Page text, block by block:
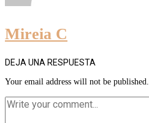
Mireia C
DEJA UNA RESPUESTA
Your email address will not be published.